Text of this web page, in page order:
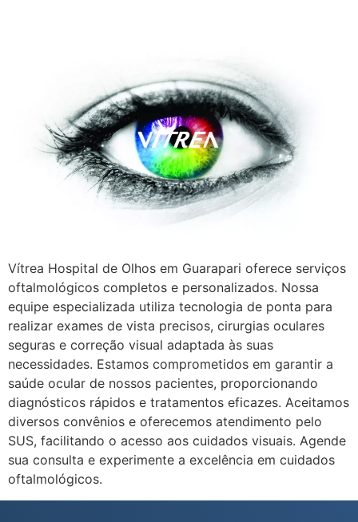
Vítrea Hospital de Olhos em Guarapari oferece serviços
oftalmológicos completos e personalizados. Nossa
equipe especializada utiliza tecnologia de ponta para
realizar exames de vista precisos, cirurgias oculares
seguras e correção visual adaptada às suas
necessidades. Estamos comprometidos em garantir a
saúde ocular de nossos pacientes, proporcionando
diagnósticos rápidos e tratamentos eficazes. Aceitamos
diversos convênios e oferecemos atendimento pelo
SUS, facilitando o acesso aos cuidados visuais. Agende
sua consulta e experimente a excelência em cuidados
oftalmológicos.